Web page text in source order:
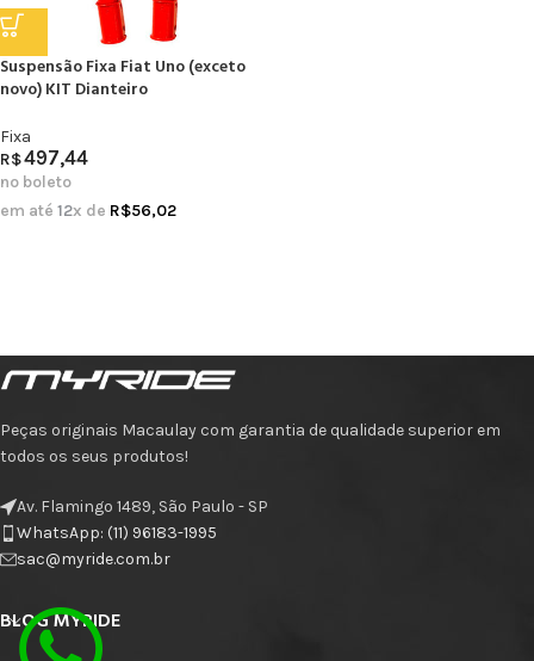
Suspensão Fixa Fiat Uno (exceto
novo) KIT Dianteiro
Fixa
R$497,44
no boleto
em até 12x de R$56,02
Peças originais Macaulay com garantia de qualidade superior em
todos os seus produtos!
Av. Flamingo 1489, São Paulo - SP
WhatsApp: (11) 96183-1995
sac@myride.com.br
BLOG MYRIDE